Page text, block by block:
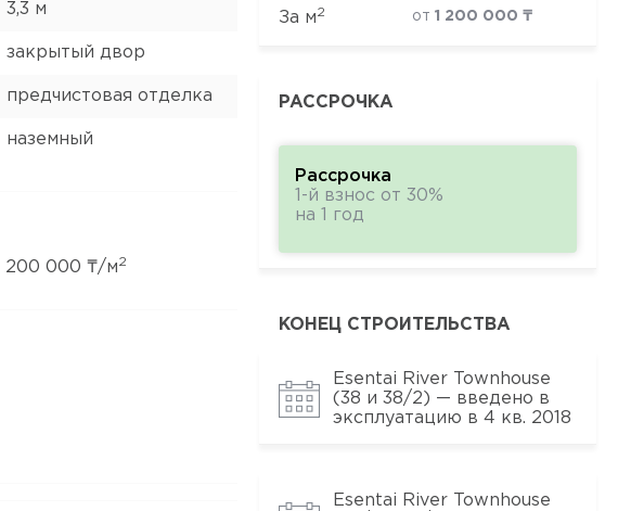
3,3 м
закрытый двор
предчистовая отделка
наземный
1 200 000 ₸/м2
За м2 от 1 200 000 ₸
РАССРОЧКА
Рассрочка
1-й взнос от 30%
на 1 год
КОНЕЦ СТРОИТЕЛЬСТВА
Esentai River Townhouse
(38 и 38/2) — введено в
эксплуатацию в 4 кв. 2018
Esentai River Townhouse